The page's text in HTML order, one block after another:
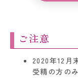
ご注意
2020年12月
受精の方の